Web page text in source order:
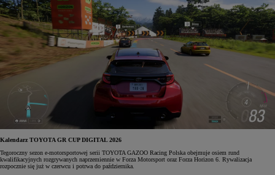
Kalendarz TOYOTA GR CUP DIGITAL 2026
Tegoroczny sezon e-motorsportowej serii TOYOTA GAZOO Racing Polska obejmuje osiem rund
kwalifikacyjnych rozgrywanych naprzemiennie w Forza Motorsport oraz Forza Horizon 6. Rywalizacja
rozpocznie się już w czerwcu i potrwa do października.